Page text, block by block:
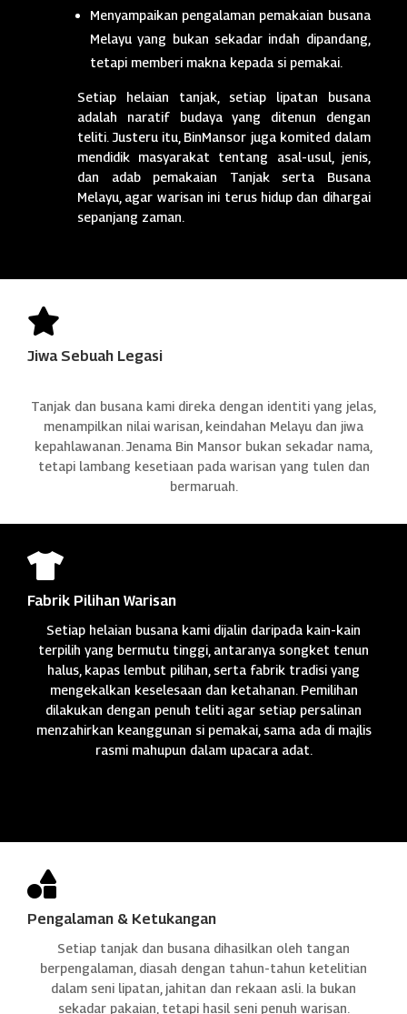
Menyampaikan pengalaman pemakaian busana
Melayu yang bukan sekadar indah dipandang,
tetapi memberi makna kepada si pemakai.
Setiap helaian tanjak, setiap lipatan busana
adalah naratif budaya yang ditenun dengan
teliti. Justeru itu, BinMansor juga komited dalam
mendidik masyarakat tentang asal-usul, jenis,
dan adab pemakaian Tanjak serta Busana
Melayu, agar warisan ini terus hidup dan dihargai
sepanjang zaman.

Jiwa Sebuah Legasi
Tanjak dan busana kami direka dengan identiti yang jelas,
menampilkan nilai warisan, keindahan Melayu dan jiwa
kepahlawanan. Jenama Bin Mansor bukan sekadar nama,
tetapi lambang kesetiaan pada warisan yang tulen dan
bermaruah.

Fabrik Pilihan Warisan
Setiap helaian busana kami dijalin daripada kain-kain
terpilih yang bermutu tinggi, antaranya songket tenun
halus, kapas lembut pilihan, serta fabrik tradisi yang
mengekalkan keselesaan dan ketahanan. Pemilihan
dilakukan dengan penuh teliti agar setiap persalinan
menzahirkan keanggunan si pemakai, sama ada di majlis
rasmi mahupun dalam upacara adat.

Pengalaman & Ketukangan
Setiap tanjak dan busana dihasilkan oleh tangan
berpengalaman, diasah dengan tahun-tahun ketelitian
dalam seni lipatan, jahitan dan rekaan asli. Ia bukan
sekadar pakaian, tetapi hasil seni penuh warisan.